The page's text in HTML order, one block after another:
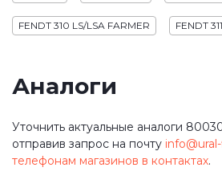
FENDT 310 LS/LSA FARMER FENDT
Аналоги
Уточнить актуальные аналоги
отправив запрос на почту
телефонам магазинов в контактах.